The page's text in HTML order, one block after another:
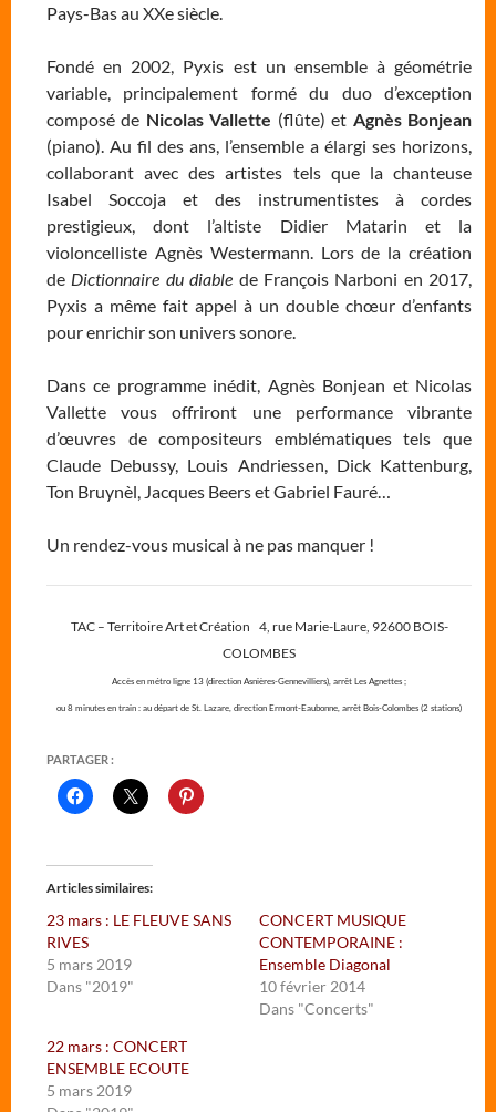
Pays-Bas au XXe siècle.
Fondé en 2002, Pyxis est un ensemble à géométrie
variable, principalement formé du duo d’exception
composé de Nicolas Vallette (flûte) et Agnès Bonjean
(piano). Au fil des ans, l’ensemble a élargi ses horizons,
collaborant avec des artistes tels que la chanteuse
Isabel Soccoja et des instrumentistes à cordes
prestigieux, dont l’altiste Didier Matarin et la
violoncelliste Agnès Westermann. Lors de la création
de Dictionnaire du diable de François Narboni en 2017,
Pyxis a même fait appel à un double chœur d’enfants
pour enrichir son univers sonore.
Dans ce programme inédit, Agnès Bonjean et Nicolas
Vallette vous offriront une performance vibrante
d’œuvres de compositeurs emblématiques tels que
Claude Debussy, Louis Andriessen, Dick Kattenburg,
Ton Bruynèl, Jacques Beers et Gabriel Fauré…
Un rendez-vous musical à ne pas manquer !
TAC – Territoire Art et Création 4, rue Marie-Laure, 92600 BOIS-
COLOMBES
Accès en métro ligne 13 (direction Asnières-Gennevilliers), arrêt Les Agnettes ;
ou 8 minutes en train : au départ de St. Lazare, direction Ermont-Eaubonne, arrêt Bois-Colombes (2 stations)
PARTAGER :
Articles similaires
23 mars : LE FLEUVE SANS
RIVES
5 mars 2019
Dans "2019"
CONCERT MUSIQUE
CONTEMPORAINE :
Ensemble Diagonal
10 février 2014
Dans "Concerts"
22 mars : CONCERT
ENSEMBLE ECOUTE
5 mars 2019